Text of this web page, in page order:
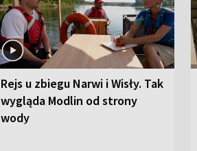
Rejs u zbiegu Narwi i Wisły. Tak
wygląda Modlin od strony
wody